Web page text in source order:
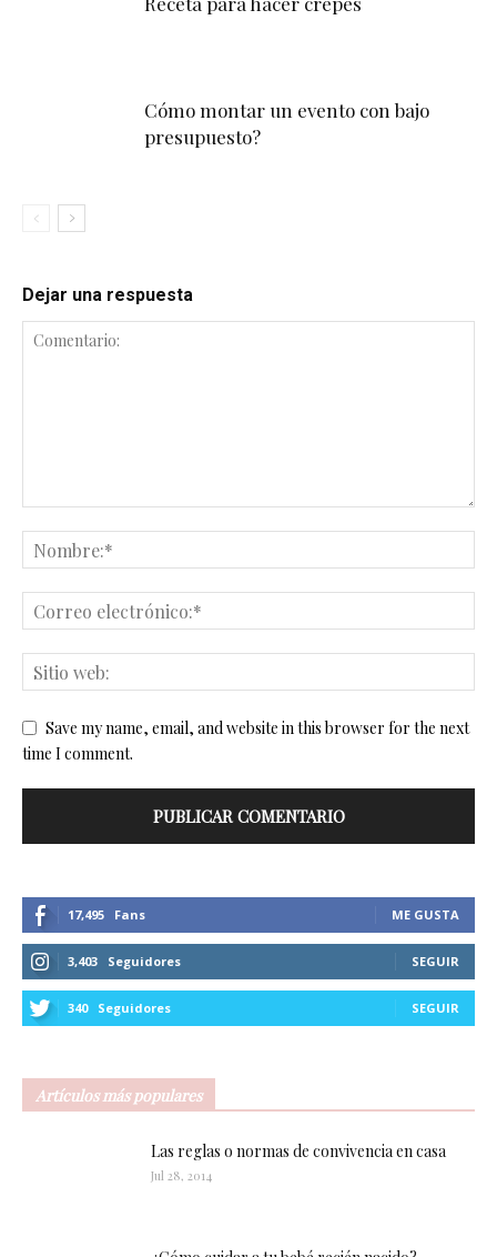
Cómo montar un evento con bajo
presupuesto?
Dejar una respuesta
Save my name, email, and website in this browser for the next
time I comment.
17,495 Fans ME GUSTA
3,403 Seguidores SEGUIR
340 Seguidores SEGUIR
Artículos más populares
Las reglas o normas de convivencia en casa
Jul 28, 2014